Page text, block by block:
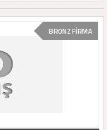
BRONZ FİRMA